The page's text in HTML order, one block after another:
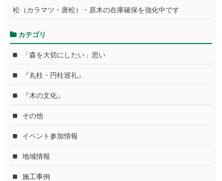
松（カラマツ・唐松）・原木の在庫確保を強化中です
カテゴリ
「森を大切にしたい」思い
『丸柱・円柱巡礼』
『木の文化』
その他
イベント参加情報
地域情報
施工事例